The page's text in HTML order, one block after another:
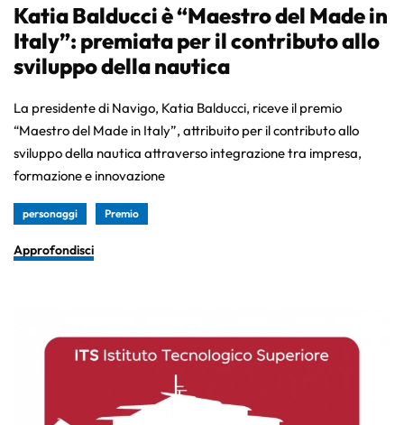
Katia Balducci è “Maestro del Made in
Italy”: premiata per il contributo allo
sviluppo della nautica
La presidente di Navigo, Katia Balducci, riceve il premio
“Maestro del Made in Italy”, attribuito per il contributo allo
sviluppo della nautica attraverso integrazione tra impresa,
formazione e innovazione
personaggi Premio
Approfondisci